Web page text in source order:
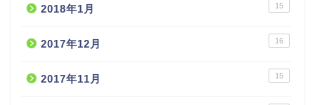
2018年1月 15
2017年12月 16
2017年11月 15